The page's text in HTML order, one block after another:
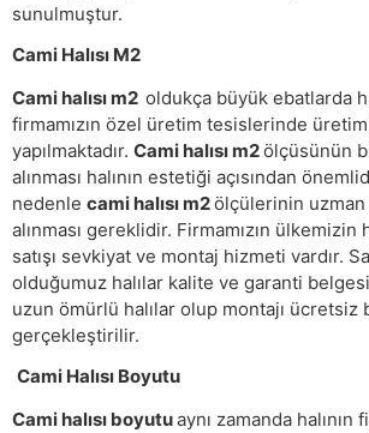
sunulmuştur.
Cami Halısı M2
Cami halısı m2 oldukça büyük ebatlarda
firmamızın özel üretim tesislerinde
yapılmaktadır. Cami halısı m2ölçüsünün
alınması halının estetiği açısından
nedenle cami halısı m2ölçülerinin uzman
alınması gereklidir. Firmamızın ülkemizin
satışı sevkiyat ve montaj hizmeti vardır.
olduğumuz halılar kalite ve garanti
uzun ömürlü halılar olup montajı ücretsiz
gerçekleştirilir.
Cami Halısı Boyutu
Cami halısı boyutuaynı zamanda halının